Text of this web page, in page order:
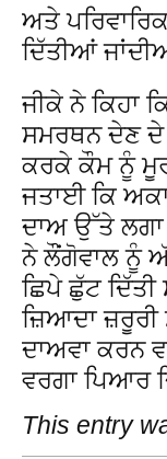
ਅਤੇ
ਦਿੱਤੀਆਂ
ਜੀਕੇ ਨੇ ਕਿਹਾ
ਸਮਰਥਨ ਦੇਣ ਦੇ
ਕਰਕੇ ਕੌਮ ਨੂੰ
ਜਤਾਈ ਕਿ
ਦਾਅ ਉੱਤੇ ਲਗਾ
ਨੇ ਲੌਂਗੋਵਾਲ ਨੂੰ
ਛਿਪੇ ਛੁੱਟ
ਜ਼ਿਆਦਾ
ਦਾਅਵਾ ਕਰਨ
ਵਰਗਾ ਪਿਆਰ
This entry